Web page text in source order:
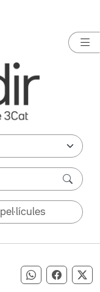
pel·lícules
Compartir